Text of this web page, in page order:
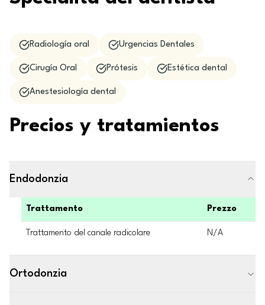
Radiología oral Urgencias Dentales
Cirugía Oral Prótesis Estética dental
Anestesiología dental
Precios y tratamientos
Endodonzia
Trattamento Prezzo
Trattamento del canale radicolare N/A
Ortodonzia